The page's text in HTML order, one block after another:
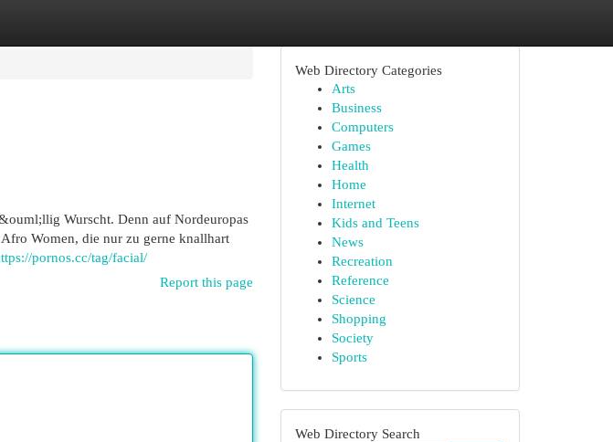
Wurscht. Denn auf Nordeuropas
Women, die nur zu gerne knallhart
pornos.cc/tag/facial/
Report this page
Web Directory Categories
Arts
Business
Computers
Games
Health
Home
Internet
Kids and Teens
News
Recreation
Reference
Science
Shopping
Society
Sports
Web Directory Search